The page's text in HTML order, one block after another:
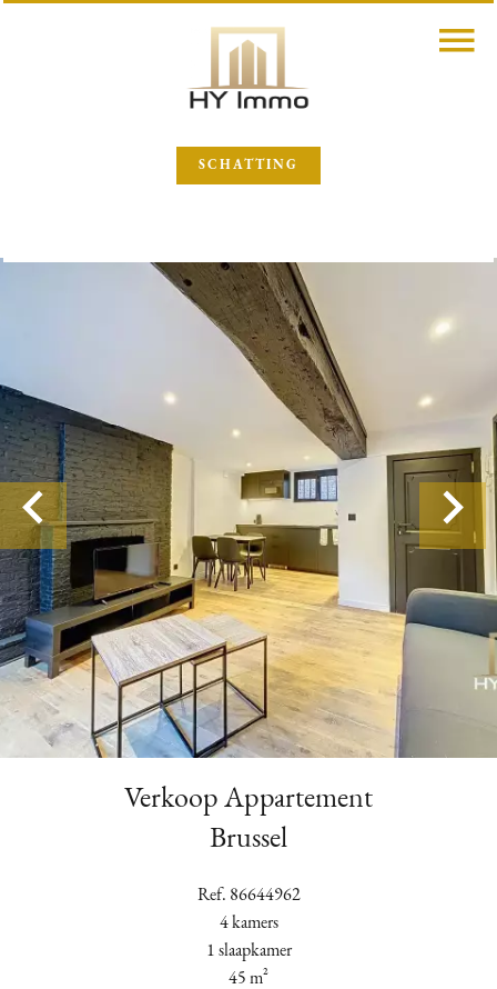
SCHATTING
Verkoop Appartement
Brussel
Ref. 86644962
4 kamers
1 slaapkamer
45 m²